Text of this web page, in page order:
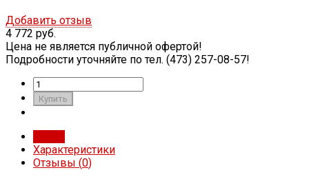
Добавить отзыв
4 772 руб.
Цена не является публичной офертой!
Подробности уточняйте по тел. (473) 257-08-57!
Характеристики
Отзывы (0)